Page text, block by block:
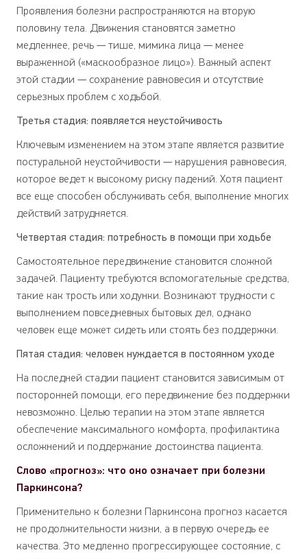
Проявления болезни распространяются на вторую
половину тела. Движения становятся заметно
медленнее, речь — тише, мимика лица — менее
выраженной («маскообразное лицо»). Важный аспект
этой стадии — сохранение равновесия и отсутствие
серьезных проблем с ходьбой.
Третья стадия: появляется неустойчивость
Ключевым изменением на этом этапе является развитие
постуральной неустойчивости — нарушения равновесия,
которое ведет к высокому риску падений. Хотя пациент
все еще способен обслуживать себя, выполнение многих
действий затрудняется.
Четвертая стадия: потребность в помощи при ходьбе
Самостоятельное передвижение становится сложной
задачей. Пациенту требуются вспомогательные средства,
такие как трость или ходунки. Возникают трудности с
выполнением повседневных бытовых дел, однако
человек еще может сидеть или стоять без поддержки.
Пятая стадия: человек нуждается в постоянном уходе
На последней стадии пациент становится зависимым от
посторонней помощи, его передвижение без поддержки
невозможно. Целью терапии на этом этапе является
обеспечение максимального комфорта, профилактика
осложнений и поддержание достоинства пациента.
Слово «прогноз»: что оно означает при болезни
Паркинсона?
Применительно к болезни Паркинсона прогноз касается
не продолжительности жизни, а в первую очередь ее
качества. Это медленно прогрессирующее состояние, с